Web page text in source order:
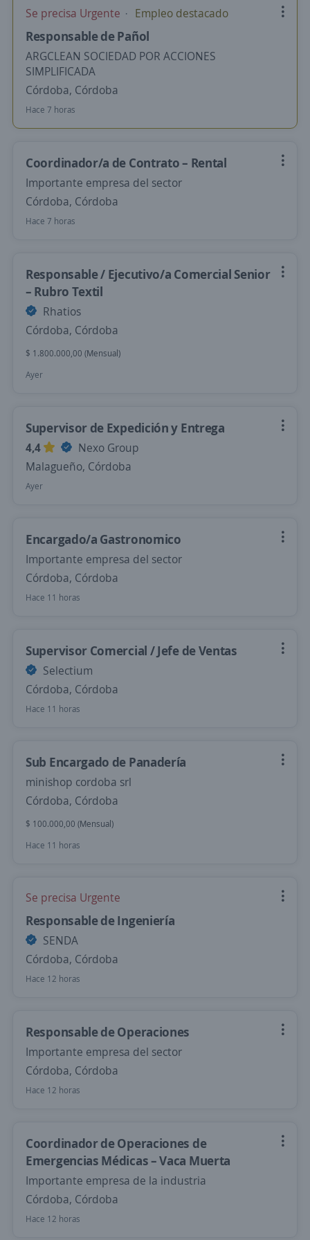
Se precisa Urgente Empleo destacado
Responsable de Pañol
ARGCLEAN SOCIEDAD POR ACCIONES
SIMPLIFICADA
Córdoba, Córdoba
Hace 7 horas
Coordinador/a de Contrato – Rental
Importante empresa del sector
Córdoba, Córdoba
Hace 7 horas
Responsable / Ejecutivo/a Comercial Senior
– Rubro Textil
Rhatios
Córdoba, Córdoba
$ 1.800.000,00 (Mensual)
Ayer
Supervisor de Expedición y Entrega
4,4
Nexo Group
Malagueño, Córdoba
Ayer
Encargado/a Gastronomico
Importante empresa del sector
Córdoba, Córdoba
Hace 11 horas
Supervisor Comercial / Jefe de Ventas
Selectium
Córdoba, Córdoba
Hace 11 horas
Sub Encargado de Panadería
minishop cordoba srl
Córdoba, Córdoba
$ 100.000,00 (Mensual)
Hace 11 horas
Se precisa Urgente
Responsable de Ingeniería
SENDA
Córdoba, Córdoba
Hace 12 horas
Responsable de Operaciones
Importante empresa del sector
Córdoba, Córdoba
Hace 12 horas
Coordinador de Operaciones de
Emergencias Médicas – Vaca Muerta
Importante empresa de la industria
Córdoba, Córdoba
Hace 12 horas